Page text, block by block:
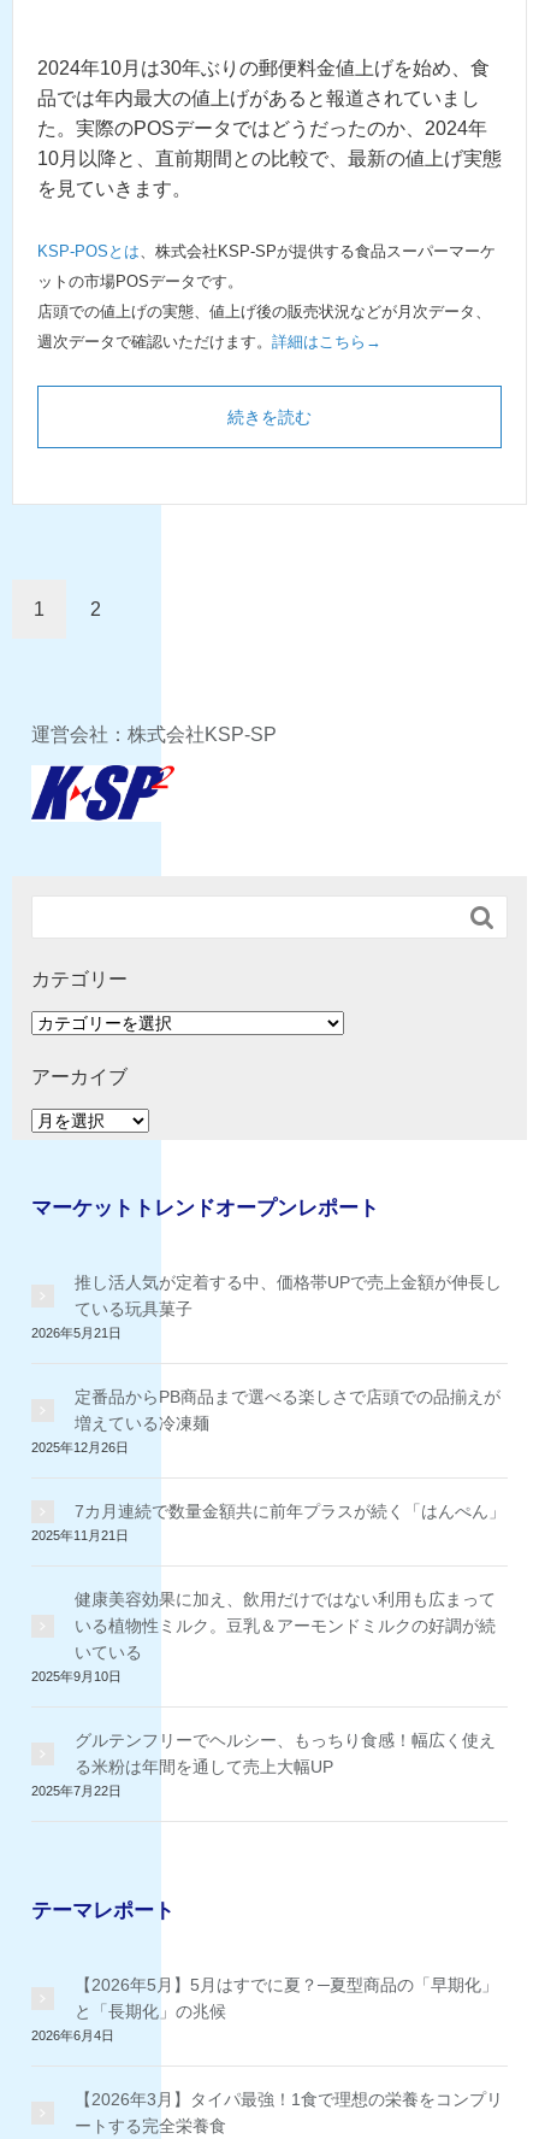
2024年10月は30年ぶりの郵便料金値上げを始め、食
品では年内最大の値上げがあると報道されていまし
た。実際のPOSデータではどうだったのか、2024年
10月以降と、直前期間との比較で、最新の値上げ実態
を見ていきます。
KSP-POSとは 、株式会社KSP-SPが提供する食品スーパーマーケ
ットの市場POSデータです。
店頭での値上げの実態、値上げ後の販売状況などが月次データ、
週次データで確認いただけます。 詳細はこちら→
続きを読む
1 2
運営会社：株式会社KSP-SP

カテゴリー
カ
ゴ
ー
アーカイブ
ア
イ
マーケットトレンドオープンレポート
推し活人気が定着する中、価格帯UPで売上金額が伸長し
ている玩具菓子
2026年5月21日
定番品からPB商品まで選べる楽しさで店頭での品揃えが
増えている冷凍麺
2025年12月26日
7カ月連続で数量金額共に前年プラスが続く「はんぺん」
2025年11月21日
健康美容効果に加え、飲用だけではない利用も広まって
いる植物性ミルク。豆乳＆アーモンドミルクの好調が続
いている
2025年9月10日
グルテンフリーでヘルシー、もっちり食感！幅広く使え
る米粉は年間を通して売上大幅UP
2025年7月22日
テーマレポート
【2026年5月】5月はすでに夏？─夏型商品の「早期化」
と「長期化」の兆候
2026年6月4日
【2026年3月】タイパ最強！1食で理想の栄養をコンプリ
ートする完全栄養食